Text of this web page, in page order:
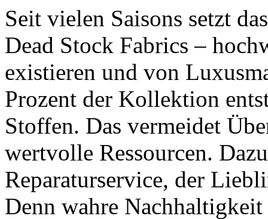
Seit vielen Saisons setzt
Dead Stock Fabrics –
existieren und von
Prozent der Kollektion
Stoffen. Das vermeidet
wertvolle Ressourcen.
Reparaturservice, der
Denn wahre